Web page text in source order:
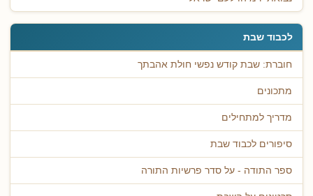
לכבוד שבת
חוברת: שבת קודש נפשי חולת אהבתך
מתכונים
מדריך למתחילים
סיפורים לכבוד שבת
ספר התודה - על סדר פרשיות התורה